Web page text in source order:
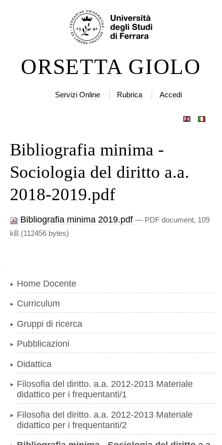
SaltaORSETTA GIOLO
Servizi Online Rubrica Accedi
Bibliografia minima -
Sociologia del diritto a.a.
2018-2019.pdf
Bibliografia minima 2019.pdf— PDF document, 109
kB (112456 bytes)
Home Docente
Curriculum
Gruppi di ricerca
Pubblicazioni
Didattica
Filosofia del diritto. a.a. 2012-2013 Materiale
didattico per i frequentanti/1
Filosofia del diritto. a.a. 2012-2013 Materiale
didattico per i frequentanti/2